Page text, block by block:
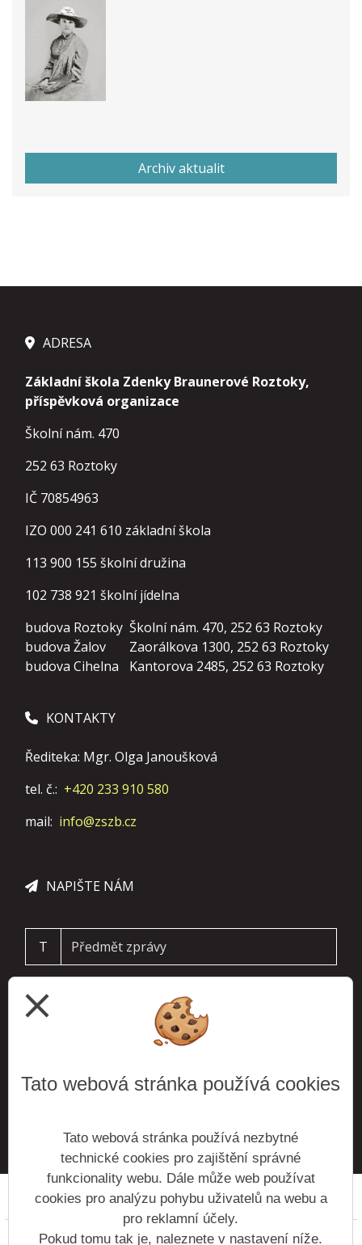
Archiv aktualit
ADRESA
Základní škola Zdenky Braunerové Roztoky,
příspěvková organizace
Školní nám. 470
252 63 Roztoky
IČ 70854963
IZO 000 241 610 základní škola
113 900 155 školní družina
102 738 921 školní jídelna
budova Roztoky Školní nám. 470, 252 63 Roztoky
budova Žalov
Zaorálkova 1300, 252 63 Roztoky
budova Cihelna
Kantorova 2485, 252 63 Roztoky
KONTAKTY
Řediteka: Mgr. Olga Janoušková
tel. č.: +420 233 910 580
mail: info@zszb.cz
NAPIŠTE NÁM
T
ODESLAT
Prohlášení o přístupnosti Mapa webu Cookies
Copyright © 2016 - 2026 Základní škola Roztoky &
close
Tato webová stránka používá cookies
Tato webová stránka používá nezbytné
technické cookies pro zajištění správné
funkcionality webu. Dále může web používat
cookies pro analýzu pohybu uživatelů na webu a
pro reklamní účely.
Pokud tomu tak je, naleznete v nastavení níže.